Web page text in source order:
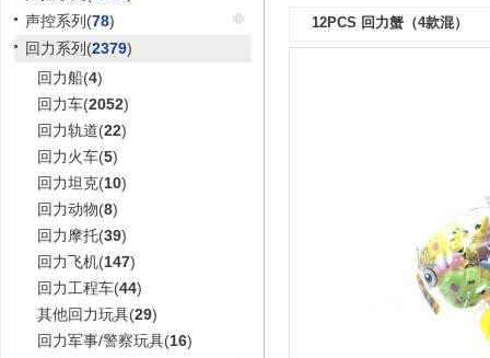
声控系列(78)
回力系列(2379)
回力船(4)
回力车(2052)
回力轨道(22)
回力火车(5)
回力坦克(10)
回力动物(8)
回力摩托(39)
回力飞机(147)
回力工程车(44)
其他回力玩具(29)
回力军事/警察玩具(16)
12PCS 回力蟹（4款混）